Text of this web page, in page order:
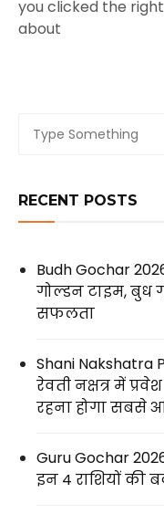
you clicked the
about
RECENT POSTS
Budh Gochar
गोल्डन टाइम, बुध
सफलता
Shani Nakshatra
रेवती नक्षत्र में
रहना होगा सबसे
Guru Gochar
इन 4 राशियों की